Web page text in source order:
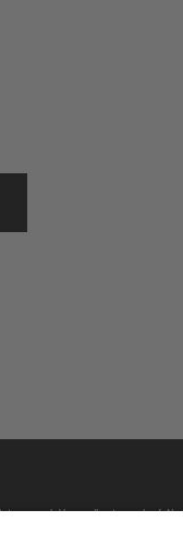
zzgl. Versandkosten und ggf.